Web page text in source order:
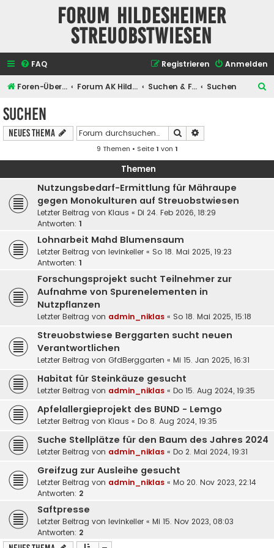
Forum Hildesheimer
Streuobstwiesen
FAQ Anmelden
Registrieren
Foren-Übersicht Forum AK Hildesheimer Streuobstwiesen Suchen & Finden Suchen
Suchen
Neues Thema Suche
9 Themen • Seite1 von 1
Themen
Nutzungsbedarf-Ermittlung für Mähraupe
gegen Monokulturen auf Streuobstwiesen
Letzter Beitrag von Klaus « Di 24. Feb 2026, 18:29
Antworten: 1
Lohnarbeit Mahd Blumensaum
Letzter Beitrag von levinkeller « So 18. Mai 2025, 19:23
Antworten: 1
Forschungsprojekt sucht Teilnehmer zur
Aufnahme von Spurenelementen in
Nutzpflanzen
Letzter Beitrag von admin_niklas « So 18. Mai 2025, 15:18
Streuobstwiese Berggarten sucht neuen
Verantwortlichen
Letzter Beitrag von GfdBerggarten « Mi 15. Jan 2025, 16:31
Habitat für Steinkäuze gesucht
Letzter Beitrag von admin_niklas « Do 15. Aug 2024, 19:35
Apfelallergieprojekt des BUND - Lemgo
Letzter Beitrag von Klaus « Do 8. Aug 2024, 19:35
Suche Stellplätze für den Baum des Jahres 2024
Letzter Beitrag von admin_niklas « Do 2. Mai 2024, 19:31
Greifzug zur Ausleihe gesucht
Letzter Beitrag von admin_niklas « Mo 20. Nov 2023, 22:14
Antworten: 2
Saftpresse
Letzter Beitrag von levinkeller « Mi 15. Nov 2023, 08:03
Antworten: 2